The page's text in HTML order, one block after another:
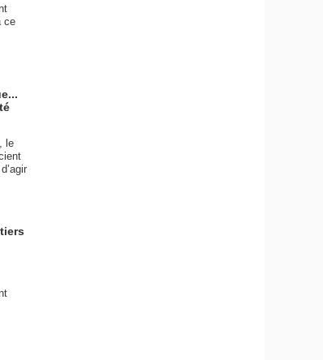
ce
le